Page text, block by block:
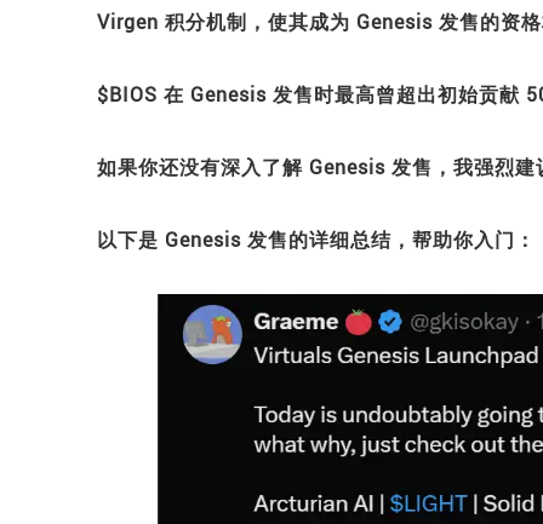
Virgen 积分机制，使其成为 Genesis 发售的资
$BIOS 在 Genesis 发售时最高曾超出初始贡献
如果你还没有深入了解 Genesis 发售，我强烈
以下是 Genesis 发售的详细总结，帮助你入门：